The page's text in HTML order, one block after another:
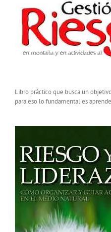
Libro práctico que busca un
para eso lo fundamental es